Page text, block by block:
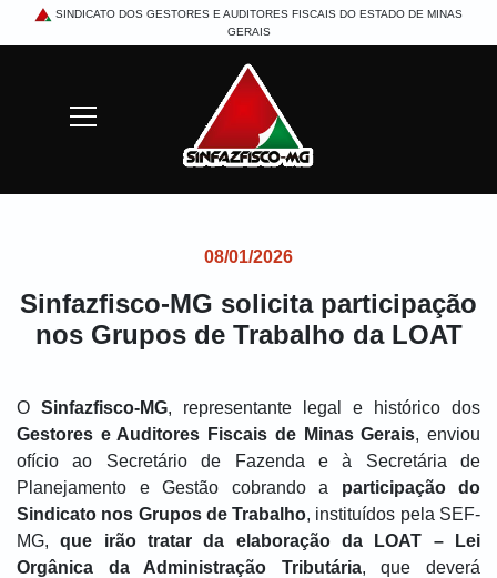
SINDICATO DOS GESTORES E AUDITORES FISCAIS DO ESTADO DE MINAS
GERAIS
Mostrar/Esconder menu
08/01/2026
Sinfazfisco-MG solicita participação
nos Grupos de Trabalho da LOAT
O Sinfazfisco-MG, representante legal e histórico dos
Gestores e Auditores Fiscais de Minas Gerais, enviou
ofício ao Secretário de Fazenda e à Secretária de
Planejamento e Gestão cobrando a participação do
Sindicato nos Grupos de Trabalho, instituídos pela SEF-
MG,que irão tratar da elaboração da LOAT – Lei
Orgânica da Administração Tributária, que deverá